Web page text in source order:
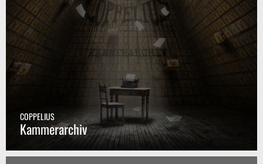
COPPELIUS
Kammerarchiv